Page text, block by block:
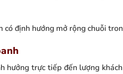
định hướng mở rộng chuỗi
hưởng trực tiếp đến lượng